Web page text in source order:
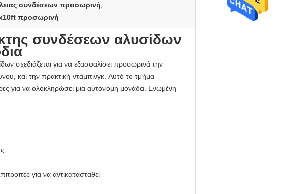
συνδέσεων προσωρινή,
προσωρινή
συνδέσεων αλυσίδων
σχεδιάζεται για να εξασφαλίσει προσωρινά την
και την πρακτική ντάμπινγκ. Αυτό το τμήμα
για να ολοκληρώσει μια αυτόνομη μονάδα. Ενωμένη
για να αντικατασταθεί